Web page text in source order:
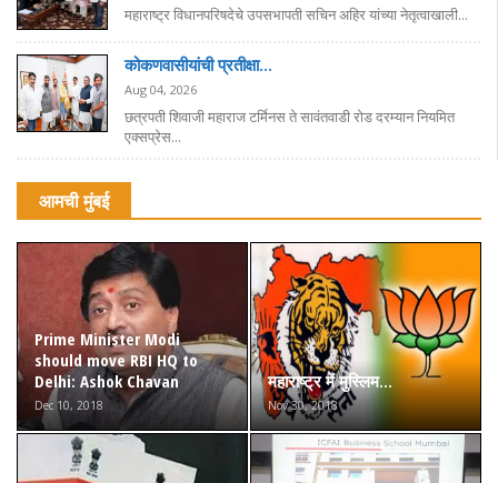
महाराष्ट्र विधानपरिषदेचे उपसभापती सचिन अहिर यांच्या नेतृत्वाखाली...
कोकणवासीयांची प्रतीक्षा...
Aug 04, 2026
छत्रपती शिवाजी महाराज टर्मिनस ते सावंतवाडी रोड दरम्यान नियमित
एक्सप्रेस...
आमची मुंबई
Prime Minister Modi
should move RBI HQ to
Delhi: Ashok Chavan
Dec 10, 2018
महाराष्ट्र में मुस्लिम...
Nov 30, 2018